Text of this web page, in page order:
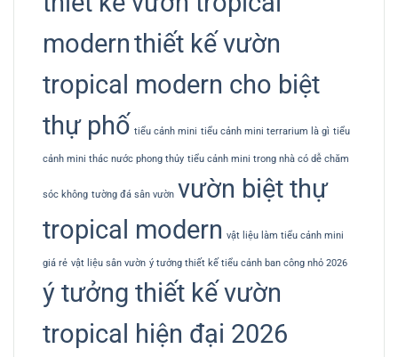
modernthiết kế vườn
tropical modern cho biệt
thự phố tiểu cảnh mini tiểu cảnh mini terrarium là gì tiểu
cảnh mini thác nước phong thủy tiểu cảnh mini trong nhà có dễ chăm
sóc không tường đá sân vườn vườn biệt thự
tropical modern vật liệu làm tiểu cảnh mini
giá rẻ vật liệu sân vườn ý tưởng thiết kế tiểu cảnh ban công nhỏ 2026
ý tưởng thiết kế vườn
tropical hiện đại 2026